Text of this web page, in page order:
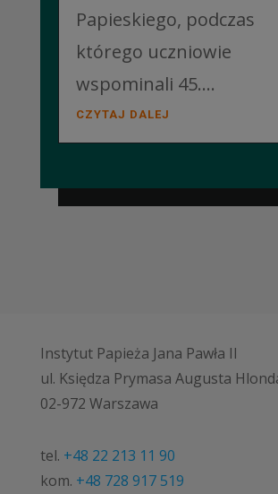
Papieskiego, podczas
którego uczniowie
wspominali 45....
CZYTAJ DALEJ
Instytut Papieża Jana Pawła II
ul. Księdza Prymasa Augusta
02-972 Warszawa
tel. +48 22 213 11 90
kom. +48 728 917 519